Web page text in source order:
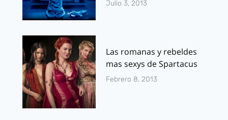
Julio 3, 2013
Las romanas y rebeldes
mas sexys de Spartacus
Febrero 8, 2013